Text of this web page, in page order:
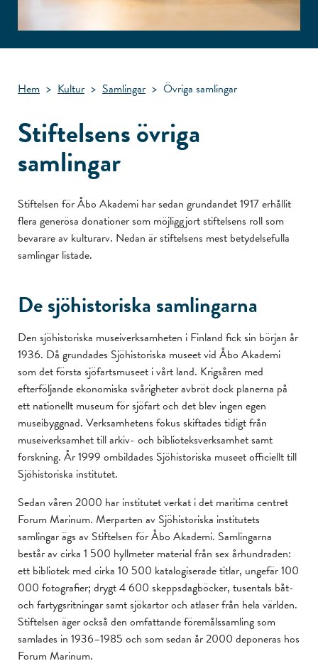
Hem > Kultur > Samlingar > Övriga samlingar
Stiftelsens övriga
samlingar
Stiftelsen för Åbo Akademi har sedan grundandet 1917 erhållit
flera generösa donationer som möjliggjort stiftelsens roll som
bevarare av kulturarv. Nedan är stiftelsens mest betydelsefulla
samlingar listade.
De sjöhistoriska samlingarna
Den sjöhistoriska museiverksamheten i Finland fick sin början år
1936. Då grundades Sjöhistoriska museet vid Åbo Akademi
som det första sjöfartsmuseet i vårt land. Krigsåren med
efterföljande ekonomiska svårigheter avbröt dock planerna på
ett nationellt museum för sjöfart och det blev ingen egen
museibyggnad. Verksamhetens fokus skiftades tidigt från
museiverksamhet till arkiv- och biblioteksverksamhet samt
forskning. År 1999 ombildades Sjöhistoriska museet officiellt till
Sjöhistoriska institutet.
Sedan våren 2000 har institutet verkat i det maritima centret
Forum Marinum. Merparten av Sjöhistoriska institutets
samlingar ägs av Stiftelsen för Åbo Akademi. Samlingarna
består av cirka 1 500 hyllmeter material från sex århundraden:
ett bibliotek med cirka 10 500 katalogiserade titlar, ungefär 100
000 fotografier; drygt 4 600 skeppsdagböcker, tusentals båt-
och fartygsritningar samt sjökartor och atlaser från hela världen.
Stiftelsen äger också den omfattande föremålssamling som
samlades in 1936–1985 och som sedan år 2000 deponeras hos
Forum Marinum.